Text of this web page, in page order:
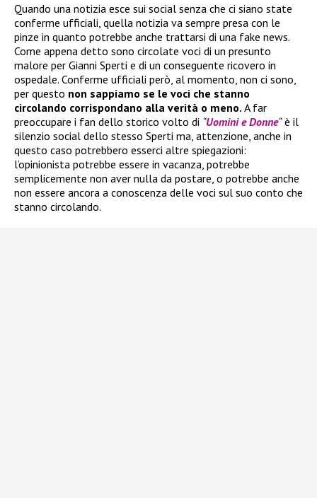
Quando una notizia esce sui social senza che ci siano state
conferme ufficiali, quella notizia va sempre presa con le
pinze in quanto potrebbe anche trattarsi di una fake news.
Come appena detto sono circolate voci di un presunto
malore per Gianni Sperti e di un conseguente ricovero in
ospedale. Conferme ufficiali però, al momento, non ci sono,
per questo non sappiamo se le voci che stanno
circolando corrispondano alla verità o meno. A far
preoccupare i fan dello storico volto di “Uomini e Donne“è il
silenzio social dello stesso Sperti ma, attenzione, anche in
questo caso potrebbero esserci altre spiegazioni:
l’opinionista potrebbe essere in vacanza, potrebbe
semplicemente non aver nulla da postare, o potrebbe anche
non essere ancora a conoscenza delle voci sul suo conto che
stanno circolando.